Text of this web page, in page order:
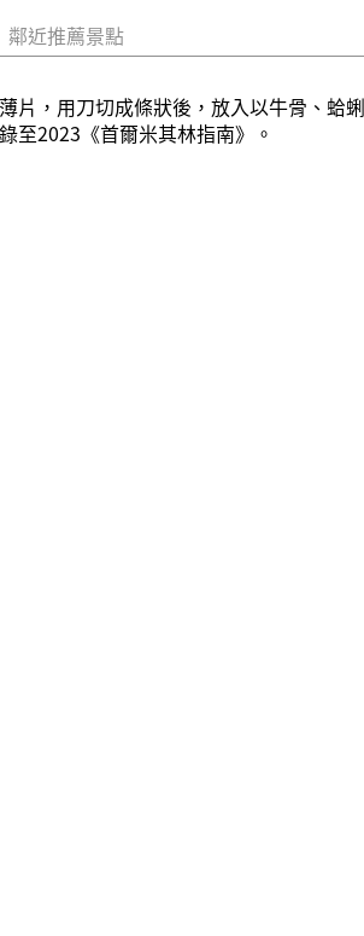
鄰近推薦景點
片，用刀切成條狀後，放入以牛骨、蛤
至2023《首爾米其林指南》。